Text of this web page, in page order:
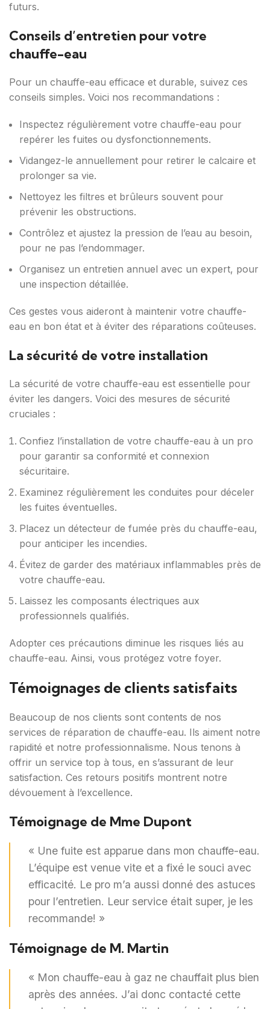
futurs.
Conseils d’entretien pour votre
chauffe-eau
Pour un chauffe-eau efficace et durable, suivez ces
conseils simples. Voici nos recommandations :
Inspectez régulièrement votre chauffe-eau pour
repérer les fuites ou dysfonctionnements.
Vidangez-le annuellement pour retirer le calcaire et
prolonger sa vie.
Nettoyez les filtres et brûleurs souvent pour
prévenir les obstructions.
Contrôlez et ajustez la pression de l’eau au besoin,
pour ne pas l’endommager.
Organisez un entretien annuel avec un expert, pour
une inspection détaillée.
Ces gestes vous aideront à maintenir votre chauffe-
eau en bon état et à éviter des réparations coûteuses.
La sécurité de votre installation
La sécurité de votre chauffe-eau est essentielle pour
éviter les dangers. Voici des mesures de sécurité
cruciales :
Confiez l’installation de votre chauffe-eau à un pro
pour garantir sa conformité et connexion
sécuritaire.
Examinez régulièrement les conduites pour déceler
les fuites éventuelles.
Placez un détecteur de fumée près du chauffe-eau,
pour anticiper les incendies.
Évitez de garder des matériaux inflammables près de
votre chauffe-eau.
Laissez les composants électriques aux
professionnels qualifiés.
Adopter ces précautions diminue les risques liés au
chauffe-eau. Ainsi, vous protégez votre foyer.
Témoignages de clients satisfaits
Beaucoup de nos clients sont contents de nos
services de réparation de chauffe-eau. Ils aiment notre
rapidité et notre professionnalisme. Nous tenons à
offrir un service top à tous, en s’assurant de leur
satisfaction. Ces retours positifs montrent notre
dévouement à l’excellence.
Témoignage de Mme Dupont
« Une fuite est apparue dans mon chauffe-eau.
L’équipe est venue vite et a fixé le souci avec
efficacité. Le pro m’a aussi donné des astuces
pour l’entretien. Leur service était super, je les
recommande! »
Témoignage de M. Martin
« Mon chauffe-eau à gaz ne chauffait plus bien
après des années. J’ai donc contacté cette